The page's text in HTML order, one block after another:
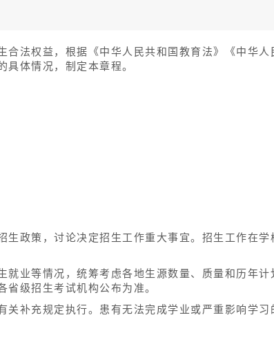
法权益，根据《中华人民共和国教育法》《中华人
体情况，制定本章程。
政策，讨论决定招生工作重大事宜。招生工作在学
业等情况，统筹考虑各地生源数量、质量和历年计
级招生考试机构公布为准。
补充规定执行。患有无法完成学业或严重影响学习